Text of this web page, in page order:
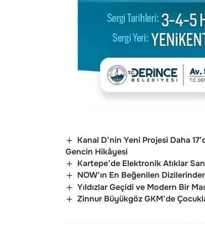
Kanal D’nin Yeni Projesi Daha
Gencin Hikâyesi
Kartepe’de Elektronik Atıklar
NOW’ın En Beğenilen
Yıldızlar Geçidi ve Modern Bir
Zinnur Büyükgöz GKM’de